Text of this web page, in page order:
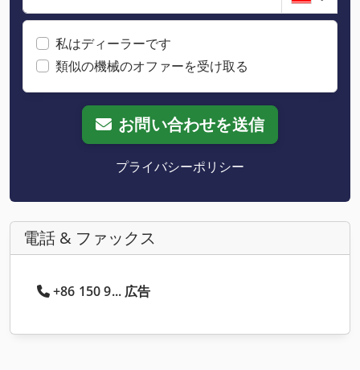
私はディーラーです
類似の機械のオファーを受け取る
お問い合わせを送信
プライバシーポリシー
電話 & ファックス
+86 150 9... 広告